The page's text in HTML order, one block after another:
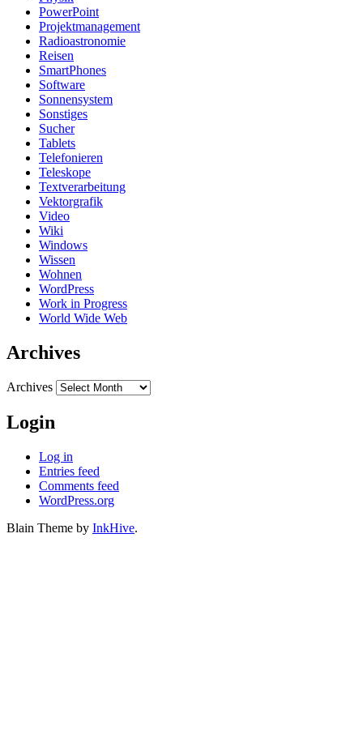
PowerPoint
Projektmanagement
Radioastronomie
Reisen
SmartPhones
Software
Sonnensystem
Sonstiges
Sucher
Tablets
Telefonieren
Teleskope
Textverarbeitung
Vektorgrafik
Video
Wiki
Windows
Wissen
Wohnen
WordPress
Work in Progress
World Wide Web
Archives
Archives
Login
Log in
Entries feed
Comments feed
WordPress.org
Blain Theme by InkHive.